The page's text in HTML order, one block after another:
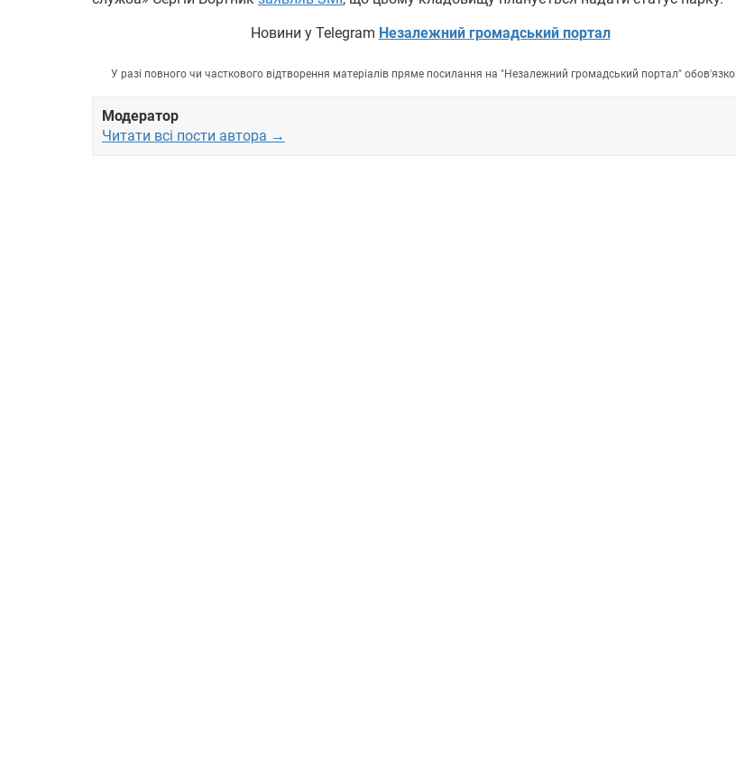
Новини у Telegram Незалежний громадський портал
У разі повного чи часткового відтворення матеріалів пряме посилання на "Незалежний громадський портал"
Модератор
Читати всі пости автора →